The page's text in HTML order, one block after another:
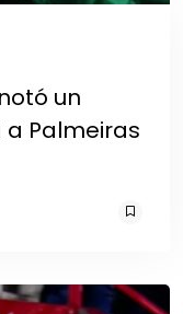
un
a Palmeiras